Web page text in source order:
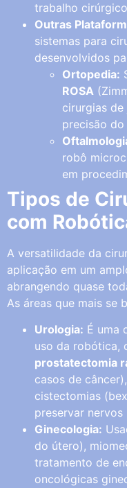
trabalho
Outras
sistemas para
desenvolvidos
Ortopedia:
ROSA
cirurgias
precisão
robô
em
Tipos de
com
A versatilidade da
aplicação em um
abrangendo quase
As áreas que mais se
Urologia: É uma
uso da robótica,
prostatectomia
casos de
cistectomias
preservar
Ginecologia:
do útero),
tratamento de
oncológicas